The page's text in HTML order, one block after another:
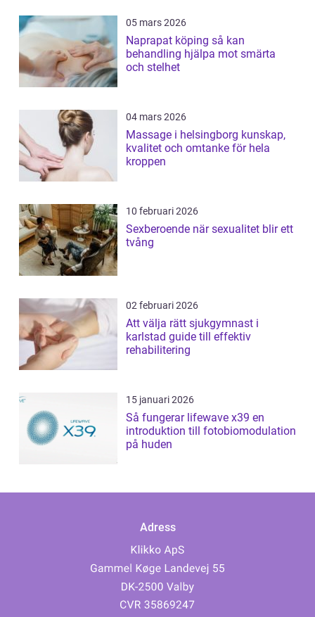
05 mars 2026
Naprapat köping så kan
behandling hjälpa mot smärta
och stelhet
04 mars 2026
Massage i helsingborg kunskap,
kvalitet och omtanke för hela
kroppen
10 februari 2026
Sexberoende när sexualitet blir ett
tvång
02 februari 2026
Att välja rätt sjukgymnast i
karlstad guide till effektiv
rehabilitering
15 januari 2026
Så fungerar lifewave x39 en
introduktion till fotobiomodulation
på huden
Adress